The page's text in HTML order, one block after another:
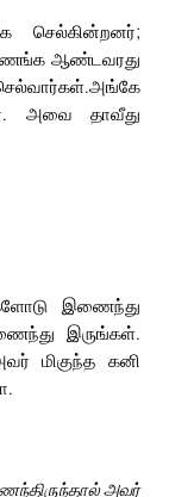
செல்கின்றனர்;
ஆண்டவரது
அங்கே
அவை தாவீது
இணைந்து
இருங்கள்.
மிகுந்த கனி
அவர்